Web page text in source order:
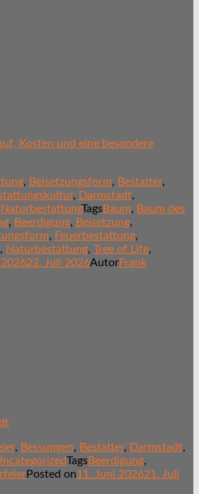
Kosten und eine besondere
, Beisetzungsform, Bestatter,
, Darmstadt,
NaturbestattungTagsBaum, Baum des
, Beerdigung, Beisetzung,
, Feuerbestattung,
, Naturbestattung, Tree of Life,
22. Juli 2026AutorFrank
, Bessungen, Bestatter, Darmstadt,
TagsBeerdigung,
Posted on11. Juni 202621. Juli